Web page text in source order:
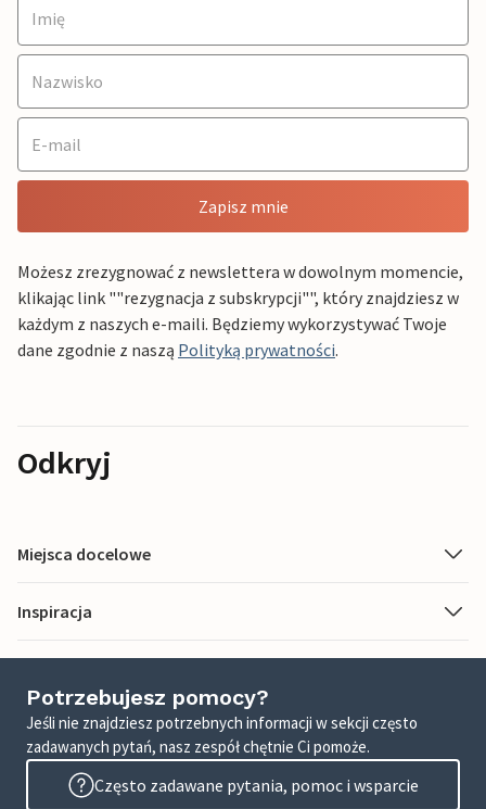
Zapisz mnie
Możesz zrezygnować z newslettera w dowolnym momencie,
klikając link ""rezygnacja z subskrypcji"", który znajdziesz w
każdym z naszych e-maili. Będziemy wykorzystywać Twoje
dane zgodnie z naszą Polityką prywatności.
Odkryj
Miejsca docelowe
Inspiracja
Potrzebujesz pomocy?
Jeśli nie znajdziesz potrzebnych informacji w sekcji często
zadawanych pytań, nasz zespół chętnie Ci pomoże.
Często zadawane pytania, pomoc i wsparcie